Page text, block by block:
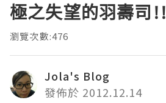
極之失望的羽壽司!!
瀏覽次數:476
Jola's Blog
發佈於 2012.12.14